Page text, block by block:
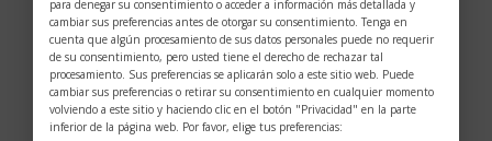
para denegar su consentimiento o acceder a información más detallada y
cambiar sus preferencias antes de otorgar su consentimiento. Tenga en
cuenta que algún procesamiento de sus datos personales puede no requerir
de su consentimiento, pero usted tiene el derecho de rechazar tal
procesamiento. Sus preferencias se aplicarán solo a este sitio web. Puede
cambiar sus preferencias o retirar su consentimiento en cualquier momento
volviendo a este sitio y haciendo clic en el botón "Privacidad" en la parte
inferior de la página web. Por favor, elige tus preferencias: